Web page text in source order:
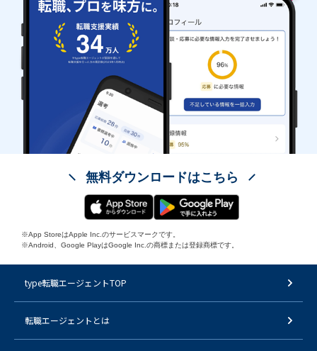
無料ダウンロードはこちら
※App StoreはApple Inc.のサービスマークです。
※Android、Google PlayはGoogle Inc.の商標または登録商標です。
type転職エージェントTOP
転職エージェントとは